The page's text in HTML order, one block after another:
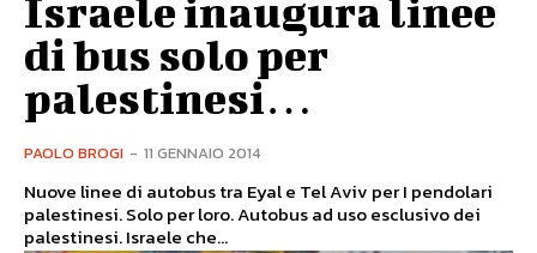
Israele inaugura linee
di bus solo per
palestinesi…
PAOLO BROGI - 11 GENNAIO 2014
Nuove linee di autobus tra Eyal e Tel Aviv per I pendolari
palestinesi. Solo per loro. Autobus ad uso esclusivo dei
palestinesi. Israele che...